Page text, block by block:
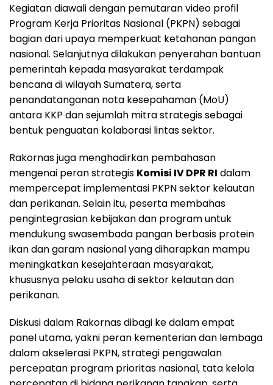
Kegiatan diawali dengan pemutaran video profil
Program Kerja Prioritas Nasional (PKPN) sebagai
bagian dari upaya memperkuat ketahanan pangan
nasional. Selanjutnya dilakukan penyerahan bantuan
pemerintah kepada masyarakat terdampak
bencana di wilayah Sumatera, serta
penandatanganan nota kesepahaman (MoU)
antara KKP dan sejumlah mitra strategis sebagai
bentuk penguatan kolaborasi lintas sektor.
Rakornas juga menghadirkan pembahasan
mengenai peran strategis Komisi IV DPR RI dalam
mempercepat implementasi PKPN sektor kelautan
dan perikanan. Selain itu, peserta membahas
pengintegrasian kebijakan dan program untuk
mendukung swasembada pangan berbasis protein
ikan dan garam nasional yang diharapkan mampu
meningkatkan kesejahteraan masyarakat,
khususnya pelaku usaha di sektor kelautan dan
perikanan.
Diskusi dalam Rakornas dibagi ke dalam empat
panel utama, yakni peran kementerian dan lembaga
dalam akselerasi PKPN, strategi pengawalan
percepatan program prioritas nasional, tata kelola